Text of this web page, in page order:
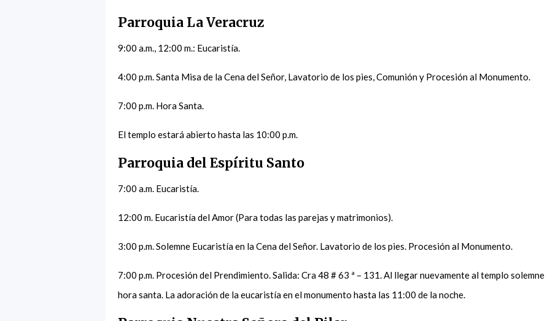
Parroquia La Veracruz
9:00 a.m., 12:00 m.: Eucaristía.
4:00 p.m. Santa Misa de la Cena del Señor, Lavatorio de los pies, Comunión y Procesión al Monumento.
7:00 p.m. Hora Santa.
El templo estará abierto hasta las 10:00 p.m.
Parroquia del Espíritu Santo
7:00 a.m. Eucaristía.
12:00 m. Eucaristía del Amor (Para todas las parejas y matrimonios).
3:00 p.m. Solemne Eucaristía en la Cena del Señor. Lavatorio de los pies. Procesión al Monumento.
7:00 p.m. Procesión del Prendimiento. Salida: Cra 48 # 63 ª – 131. Al llegar nuevamente al templo solemne
hora santa. La adoración de la eucaristía en el monumento hasta las 11:00 de la noche.